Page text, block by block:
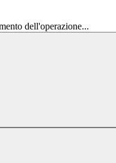
dell'operazione...